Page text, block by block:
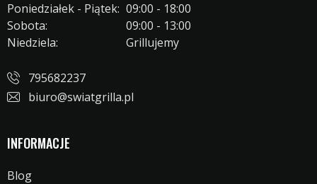
Poniedziałek - Piątek: 09:00 - 18:00
Sobota:
09:00 - 13:00
Niedziela:
Grillujemy
795682237
biuro@swiatgrilla.pl
INFORMACJE
Blog